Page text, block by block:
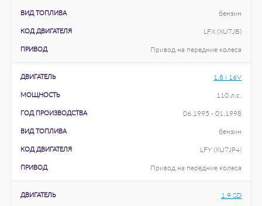
ВИД ТОПЛИВА бензин
КОД ДВИГАТЕЛЯ LFX (XU7JB)
ПРИВОД Привод на передние колеса
ДВИГАТЕЛЬ 1.8 i 16V
МОЩНОСТЬ 110 л.с.
ГОД ПРОИЗВОДСТВА 06.1995 - 01.1998
ВИД ТОПЛИВА бензин
КОД ДВИГАТЕЛЯ LFY (XU7JP4)
ПРИВОД Привод на передние колеса
ДВИГАТЕЛЬ 1.9 SD